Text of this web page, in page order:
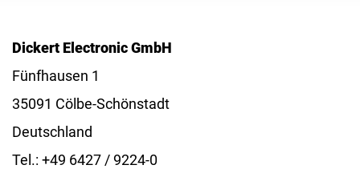
Dickert Electronic GmbH
Fünfhausen 1
35091 Cölbe-Schönstadt
Deutschland
Tel.: +49 6427 / 9224-0